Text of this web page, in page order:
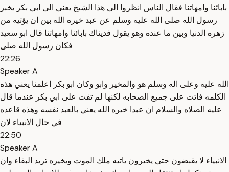
بابائنا وامهاتنا فقال الناس انظروا الى هذا الشيخ يعني الى ابي بكر يخبر
رسول الله صلى الله عليه وسلم عن عبد خيره الله بين ان يؤتيه من
زهره الدنيا وبين ما عنده وهو يقول فديناك بابائنا وامهاتنا قال ابو سعيد
فكان رسول الله صلى
22:26
Speaker A
الله عليه وعلى اله وسلم هو والمخير وابو وكان ابو بكر اعلمنا يعني هذه
الكلمه فاتت على جميع الصحابه لكنها لم تفت على ابي بكر عندما قال
عليه الصلاه والسلام ان عبدا خيره الله يعني بالعبد نفسه وهذه قاعده
في حال الانبياء لان
22:50
Speaker A
الانبياء لا يقبضون حتى يخيرون ياتيه ملك الموت ويخيره تريد البقاء وان